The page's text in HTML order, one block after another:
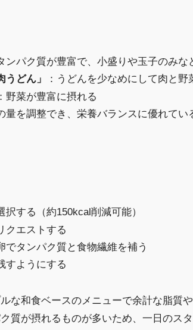
ンパク質が豊富で、小盛りや玉子のみな
どん」
：うどんを少なめにして肉と野
：野菜が豊富に摂れる
量を調整でき、栄養バランスに優れてい
する（約150kcal削減可能）
クエストする
でタンパク質と食物繊維を補う
すようにする
な和食ベースのメニューで余計な脂質
質が摂れるものが多いため、一日のスタ